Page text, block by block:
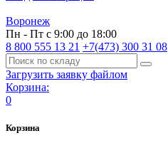
Воронеж
Пн - Пт с 9:00 до 18:00
8 800 555 13 21 +7(473) 300 31 08
Загрузить заявку файлом
Корзина:
0
Корзина